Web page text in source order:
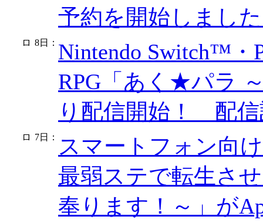
予約を開始しまし
8日 ： Nintendo Switch™・
RPG「あく★パラ
り配信開始！ 配信
7日 ：
スマートフォン向
最弱ステで転生さ
奉ります！～」が